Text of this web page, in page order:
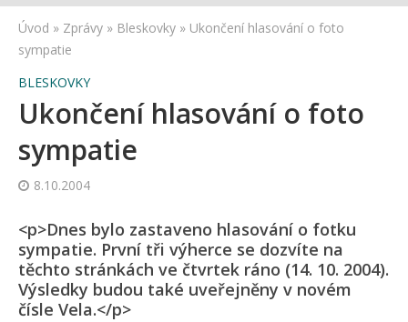
Úvod » Zprávy » Bleskovky » Ukončení hlasování o foto
sympatie
BLESKOVKY
Ukončení hlasování o foto
sympatie
8.10.2004
<p>Dnes bylo zastaveno hlasování o fotku
sympatie. První tři výherce se dozvíte na
těchto stránkách ve čtvrtek ráno (14. 10. 2004).
Výsledky budou také uveřejněny v novém
čísle Vela.</p>